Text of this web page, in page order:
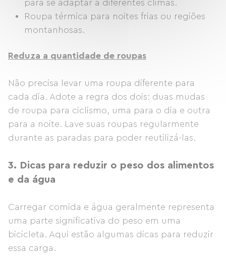
para se adaptar a diferentes climas.
Roupa térmica para noites frias ou regiões
montanhosas.
Reduza a quantidade de roupas
Não precisa levar uma roupa diferente para
cada dia. Adote a regra dos dois: duas mudas
de roupa para ciclismo, uma para o dia e outra
para a noite. Lave suas roupas regularmente
durante as paradas para poder reutilizá-las.
3. Dicas para reduzir o peso dos alimentos
e da água
Carregar comida e água geralmente representa
uma parte significativa do peso em uma
bicicleta. Aqui estão algumas dicas para reduzir
essa carga.